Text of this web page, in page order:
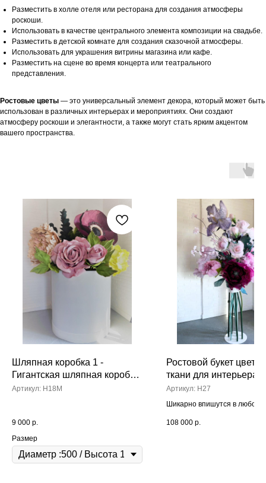
Разместить в холле отеля или ресторана для создания атмосферы
роскоши.
Использовать в качестве центрального элемента композиции на свадьбе.
Разместить в детской комнате для создания сказочной атмосферы.
Использовать для украшения витрины магазина или кафе.
Разместить на сцене во время концерта или театрального
представления.
Ростовые цветы — это универсальный элемент декора, который может быть
использован в различных интерьерах и мероприятиях. Они создают
атмосферу роскоши и элегантности, а также могут стать ярким акцентом
вашего пространства.
Шляпная коробка 1 -
Гигантская шляпная коробка
с цветами (установка к
Артикул: H18M
9 000 р.
Размер
Ростовой букет
ткани для интерьера
Артикул: Н27
Шикарно впишутся в любой
разборные, компактно
108 000 р.